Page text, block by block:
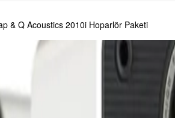
& Q Acoustics 2010i Hoparlör Paketi